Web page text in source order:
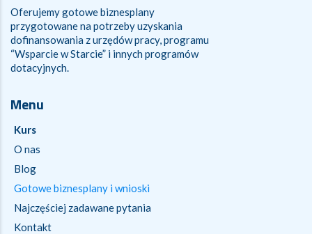
Oferujemy gotowe biznesplany
przygotowane na potrzeby uzyskania
dofinansowania z urzędów pracy, programu
“Wsparcie w Starcie” i innych programów
dotacyjnych.
Menu
Kurs
O nas
Blog
Gotowe biznesplany i wnioski
Najczęściej zadawane pytania
Kontakt